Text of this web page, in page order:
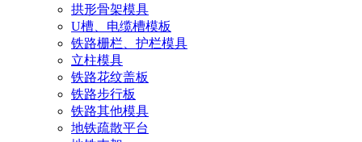
拱形骨架模具
U槽、电缆槽模板
铁路栅栏、护栏模具
立柱模具
铁路花纹盖板
铁路步行板
铁路其他模具
地铁疏散平台